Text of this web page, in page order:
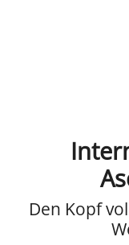
Den Kopf